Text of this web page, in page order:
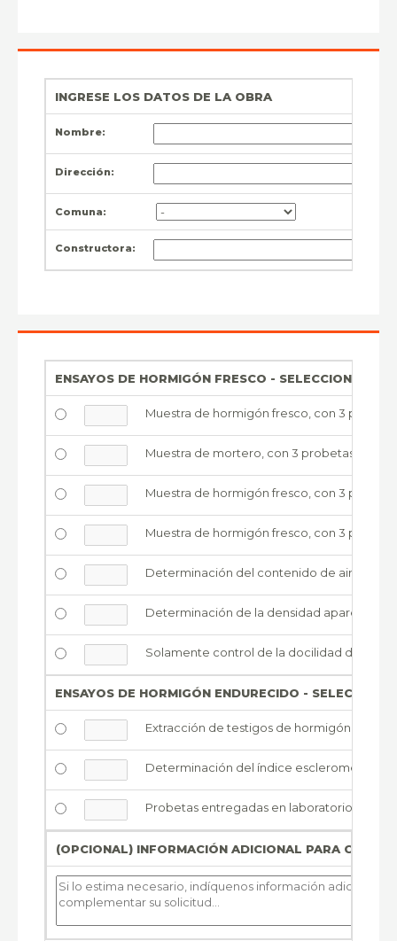
INGRESE LOS DATOS DE LA OBRA
Nombre:
Dirección:
Comuna:
Constructora:
ENSAYOS DE HORMIGÓN FRESCO - SELECCIONE EL
Muestra de hormigón fresco, con 3
Muestra de mortero, con 3 probetas rilem,
Muestra de hormigón fresco, con 3
Muestra de hormigón fresco, con 3
Determinación del contenido de aire (%)
Determinación de la densidad aparente
Solamente control de la docilidad del
ENSAYOS DE HORMIGÓN ENDURECIDO -
Extracción de testigos de hormigón y
Determinación del índice esclerométrico
Probetas entregadas en laboratorio para
(OPCIONAL) INFORMACIÓN ADICIONAL PARA